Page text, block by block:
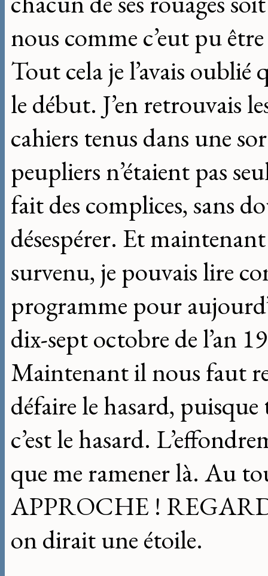
nous comme c’eut pu être
Tout cela je l’avais oublié
le début. J’en retrouvais
cahiers tenus dans une
peupliers n’étaient pas
fait des complices, sans
désespérer. Et
survenu, je pouvais lire
programme pour
dix-sept octobre de l’an
Maintenant il nous faut
défaire le hasard,
c’est le hasard.
que me ramener là. Au
APPROCHE !
on dirait une étoile.